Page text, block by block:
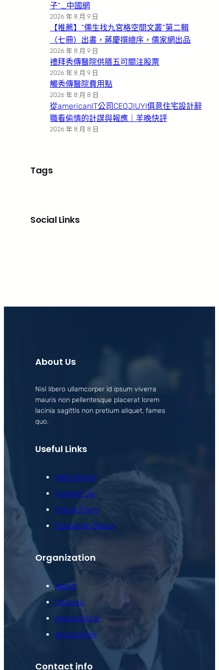
子”_中國網
2026 年 8 月 9 日
【推薦】“儒生找九宮格空間文叢”第二輯
（七冊）出書，蔣慶撰總序，儒家網出品
2026 年 8 月 9 日
禮拜秀傳醫院供膳五可關注股票
2026 年 8 月 9 日
觸秀傳醫院費用點
2026 年 8 月 8 日
從americanIT公司CEOJIUYI俱意住宅設計辭
職看偷情的計謀與報應｜羊晚快評
2026 年 8 月 8 日
Tags
Social Links
About Us
Nisl libero ullamcorper id ipsum viverra
mauris non pellentesque placerat lorem
lacinia sagittis non pretium aliquet, fames
quo.
Useful Links
Help Center
Contact Us
Online Form
Education Board
Organization
About
Courses
Appreciation
Association
Contact info